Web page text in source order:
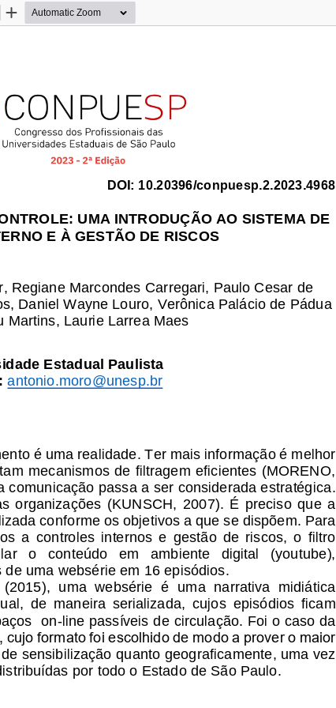
Zoom
DOI: 10.20396/conpuesp.2.2023.4968
UMA INTRODUÇÃO AO SISTEMA DE
E À GESTÃO DE RISCOS
Regiane Marcondes Carregari,
Paulo Cesar de
Daniel Wayne Louro, Verônica Palácio de Pádua
Martins, Laurie Larrea Maes
Estadual Paulista
antonio.moro@unesp.br
é uma realidade. Ter mais informação é melhor
mecanismos de filtragem eficientes (MORENO,
passa a ser considerada estratégica.
organizações  (KUNSCH,  2007).  É  preciso  que  a
conforme os objetivos a que se dispõem. Para
a  controles  internos  e  gestão  de  riscos,  o  filtro
o   conteúdo   em   ambiente   digital   (youtube),
uma websérie em 16 episódios.
uma  websérie  é  uma  narrativa  midiática
de  maneira  serializada,  cujos  episódios  ficam
on-line passíveis de circulação. Foi o caso da
cujo formato foi escolhido de modo a prover o maior
sensibilização quanto geograficamente, uma vez
por todo o Estado de São Paulo.